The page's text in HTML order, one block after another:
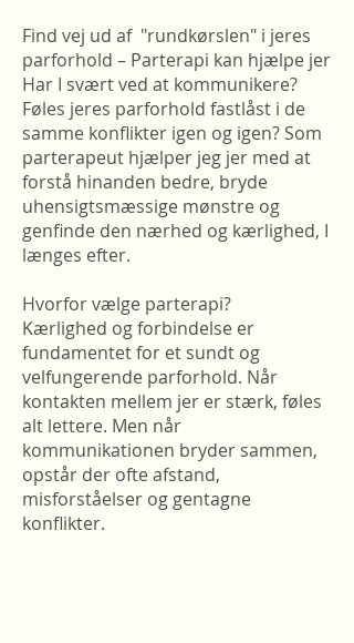
Find vej ud af "rundkørslen" i jeres
parforhold – Parterapi kan hjælpe jer
Har I svært ved at kommunikere?
Føles jeres parforhold fastlåst i de
samme konflikter igen og igen? Som
parterapeut hjælper jeg jer med at
forstå hinanden bedre, bryde
uhensigtsmæssige mønstre og
genfinde den nærhed og kærlighed, I
længes efter.
Hvorfor vælge parterapi?
Kærlighed og forbindelse er
fundamentet for et sundt og
velfungerende parforhold. Når
kontakten mellem jer er stærk, føles
alt lettere. Men når
kommunikationen bryder sammen,
opstår der ofte afstand,
misforståelser og gentagne
konflikter.